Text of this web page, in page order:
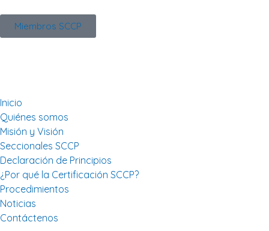
Miembros SCCP
Inicio
Quiénes somos
Misión y Visión
Seccionales SCCP
Declaración de Principios
¿Por qué la Certificación SCCP?
Procedimientos
Noticias
Contáctenos